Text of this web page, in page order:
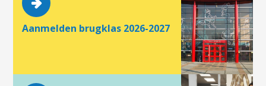
Aanmelden brugklas 2026-2027